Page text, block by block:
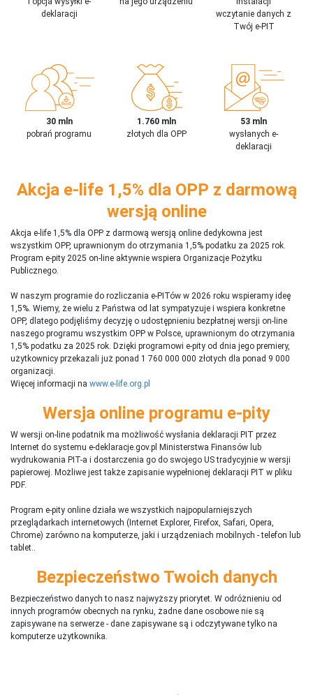
deklaracji
wczytanie danych z
Twój e-PIT
30 mln
pobrań programu
1.760 mln
złotych dla OPP
53 mln
wysłanych e-
deklaracji
Akcja e-life 1,5% dla OPP z darmową
wersją online
Akcja e-life 1,5% dla OPP z darmową wersją online dedykowna jest
wszystkim OPP, uprawnionym do otrzymania 1,5% podatku za 2025 rok.
Program e-pity 2025 on-line aktywnie wspiera Organizacje Pożytku
Publicznego.
W naszym programie do rozliczania e-PITów w 2026 roku wspieramy ideę
1,5%. Wiemy, że wielu z Państwa od lat sympatyzuje i wspiera konkretne
OPP, dlatego podjęliśmy decyzję o udostępnieniu bezpłatnej wersji on-line
naszego programu wszystkim OPP w Polsce, uprawnionym do otrzymania
1,5% podatku za 2025 rok. Dzięki programowi e-pity od dnia jego premiery,
użytkownicy przekazali już ponad 1 760 000 000 złotych dla ponad 9 000
organizacji.
Więcej informacji na www.e-life.org.pl
Wersja online programu e-pity
W wersji on-line podatnik ma możliwość wysłania deklaracji PIT przez
Internet do systemu e-deklaracje.gov.pl Ministerstwa Finansów lub
wydrukowania PIT-a i dostarczenia go do swojego US tradycyjnie w wersji
papierowej. Możliwe jest także zapisanie wypełnionej deklaracji PIT w pliku
PDF.
Program e-pity online działa we wszystkich najpopularniejszych
przeglądarkach internetowych (Internet Explorer, Firefox, Safari, Opera,
Chrome) zarówno na komputerze, jaki i urządzeniach mobilnych - telefon lub
tablet..
Bezpieczeństwo Twoich danych
Bezpieczeństwo danych to nasz najwyższy priorytet. W odróżnieniu od
innych programów obecnych na rynku, żadne dane osobowe nie są
zapisywane na serwerze - dane zapisywane są i odczytywane tylko na
komputerze użytkownika.